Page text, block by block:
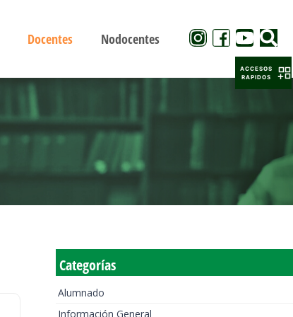
Docentes Nodocentes
Categorías
Alumnado
Información General
ACCESOS
RAPIDOS